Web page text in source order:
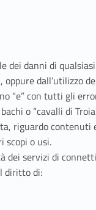
dei danni di
con tutti gli
o “cavalli di
riguardo
scopi o usi.
dei servizi di
diritto di: